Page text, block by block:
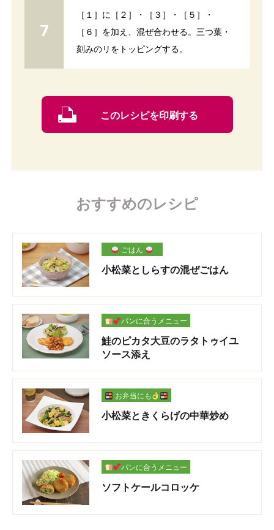
［１］に［２］・［３］・［５］・
［６］を加え、混ぜ合わせる。三つ葉・
刻みのリをトッピングする。
このレシピを印刷する
おすすめのレシピ
ごはん
小松菜としらすの混ぜごはん
パンに合うメニュー
鮭のピカタ大豆のラタトゥイユ
ソース添え
お弁当にも
小松菜ときくらげの中華炒め
パンに合うメニュー
ソフトケールコロッケ